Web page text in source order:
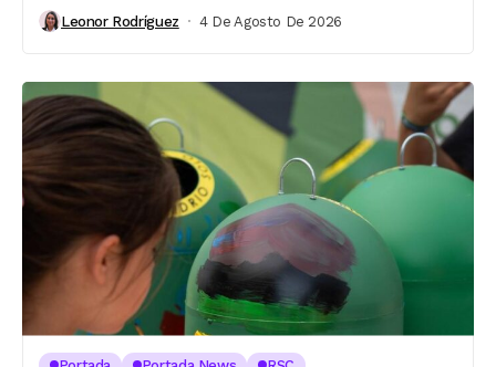
Leonor Rodríguez 4 De Agosto De 2026